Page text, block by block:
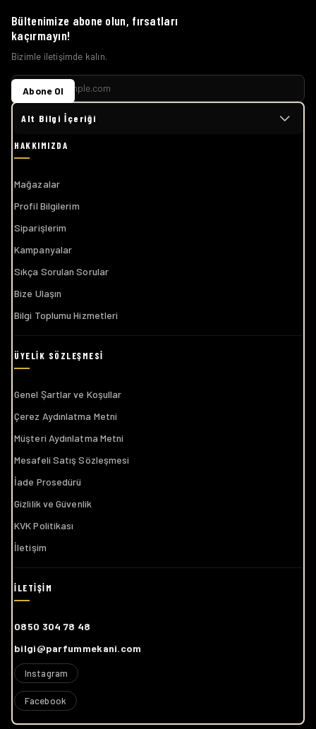
Alt Bilgi İçeriği
Mağazalar
Profil Bilgilerim
Siparişlerim
Kampanyalar
Sıkça Sorulan Sorular
Bize Ulaşın
Bilgi Toplumu Hizmetleri
Genel Şartlar ve Koşullar
Çerez Aydınlatma Metni
Müşteri Aydınlatma Metni
Mesafeli Satış Sözleşmesi
İade Prosedürü
Gizlilik ve Güvenlik
KVK Politikası
İletişim
0850 304 78 48
bilgi@parfummekani.com
Instagram
Facebook
Bültenimize abone olun, fırsatları
kaçırmayın!
Bizimle iletişimde kalın.
Abone Ol